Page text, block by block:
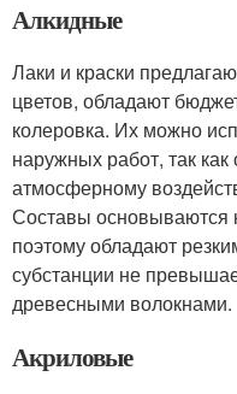
Алкидные
Лаки и краски
цветов, обладают
колеровка. Их можно
наружных работ, так
атмосферному
Составы основываются
поэтому обладают
субстанции не
древесными волокнами.
Акриловые